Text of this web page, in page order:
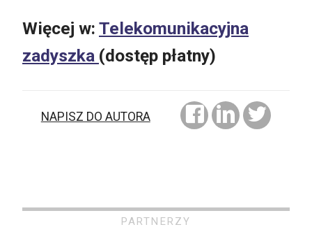
Więcej w: Telekomunikacyjna
zadyszka (dostęp płatny)
NAPISZ DO AUTORA
PARTNERZY